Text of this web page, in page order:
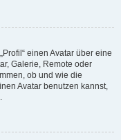
einen Avatar über eine
Galerie, Remote oder
ob und wie die
Avatar benutzen kannst,